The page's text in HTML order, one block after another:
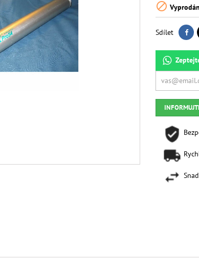

Sdílet